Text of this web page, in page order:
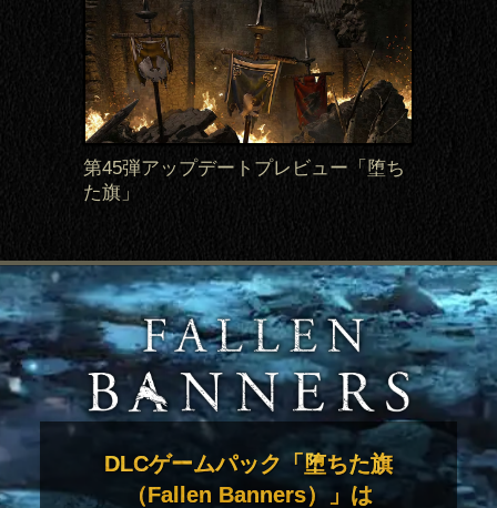
第45弾アップデートプレビュー「堕ち
た旗」
DLCゲームパック「堕ちた旗
（Fallen Banners）」は